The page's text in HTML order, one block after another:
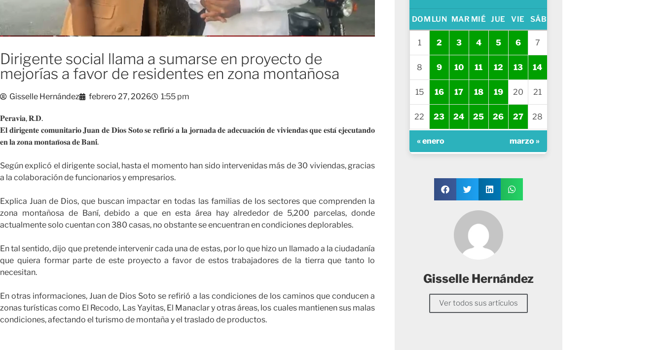
Dirigente social llama a sumarse en proyecto de
mejorías a favor de residentes en zona montañosa
Gisselle Hernández febrero 27, 2026 1:55 pm
𝐏𝐞𝐫𝐚𝐯𝐢𝐚, 𝐑.𝐃.
𝐄𝐥 𝐝𝐢𝐫𝐢𝐠𝐞𝐧𝐭𝐞 𝐜𝐨𝐦𝐮𝐧𝐢𝐭𝐚𝐫𝐢𝐨 𝐉𝐮𝐚𝐧 𝐝𝐞 𝐃𝐢𝐨𝐬 𝐒𝐨𝐭𝐨 𝐬𝐞 𝐫𝐞𝐟𝐢𝐫𝐢𝐨́ 𝐚 𝐥𝐚 𝐣𝐨𝐫𝐧𝐚𝐝𝐚 𝐝𝐞 𝐚𝐝𝐞𝐜𝐮𝐚𝐜𝐢𝐨́𝐧 𝐝𝐞 𝐯𝐢𝐯𝐢𝐞𝐧𝐝𝐚𝐬 𝐪𝐮𝐞 𝐞𝐬𝐭𝐚́ 𝐞𝐣𝐞𝐜𝐮𝐭𝐚𝐧𝐝𝐨
𝐞𝐧 𝐥𝐚 𝐳𝐨𝐧𝐚 𝐦𝐨𝐧𝐭𝐚𝐧̃𝐨𝐬𝐚 𝐝𝐞 𝐁𝐚𝐧𝐢́.
Según explicó el dirigente social, hasta el momento han sido intervenidas más de 30 viviendas, gracias
a la colaboración de funcionarios y empresarios.
Explica Juan de Dios, que buscan impactar en todas las familias de los sectores que comprenden la
zona montañosa de Baní, debido a que en esta área hay alrededor de 5,200 parcelas, donde
actualmente solo cuentan con 380 casas, no obstante se encuentran en condiciones deplorables.
En tal sentido, dijo que pretende intervenir cada una de estas, por lo que hizo un llamado a la ciudadanía
que quiera formar parte de este proyecto a favor de estos trabajadores de la tierra que tanto lo
necesitan.
En otras informaciones, Juan de Dios Soto se refirió a las condiciones de los caminos que conducen a
zonas turísticas como El Recodo, Las Yayitas, El Manaclar y otras áreas, los cuales mantienen sus malas
condiciones, afectando el turismo de montaña y el traslado de productos.
DOM LUN MAR MIÉ JUE VIE SÁB
1 2 3 4 5 6 7
8 9 10 11 12 13 14
15 16 17 18 19 20 21
22 23 24 25 26 27 28
« enero marzo »
Gisselle Hernández
Ver todos sus artículos